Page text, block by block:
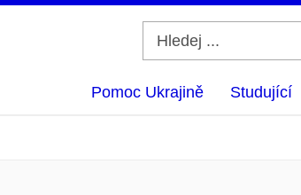
Pomoc Ukrajině Studující